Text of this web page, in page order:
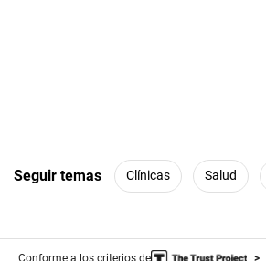
Seguir temas Clínicas Salud
Conforme a los criterios de